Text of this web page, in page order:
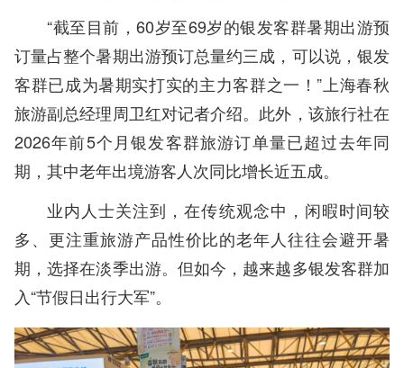
“截至目前，60岁至69岁的银发客群暑期出游预
订量占整个暑期出游预订总量约三成，可以说，银发
客群已成为暑期实打实的主力客群之一！”上海春秋
旅游副总经理周卫红对记者介绍。此外，该旅行社在
2026年前5个月银发客群旅游订单量已超过去年同
期，其中老年出境游客人次同比增长近五成。
业内人士关注到，在传统观念中，闲暇时间较
多、更注重旅游产品性价比的老年人往往会避开暑
期，选择在淡季出游。但如今，越来越多银发客群加
入“节假日出行大军”。